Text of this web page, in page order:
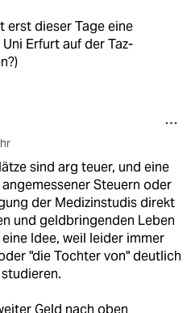
erst dieser Tage eine
Erfurt auf der Taz-
sind arg teuer, und eine
Steuern oder
der Medizinstudis direkt
und geldbringenden Leben
Idee, weil leider immer
"die Tochter von" deutlich
Geld nach oben